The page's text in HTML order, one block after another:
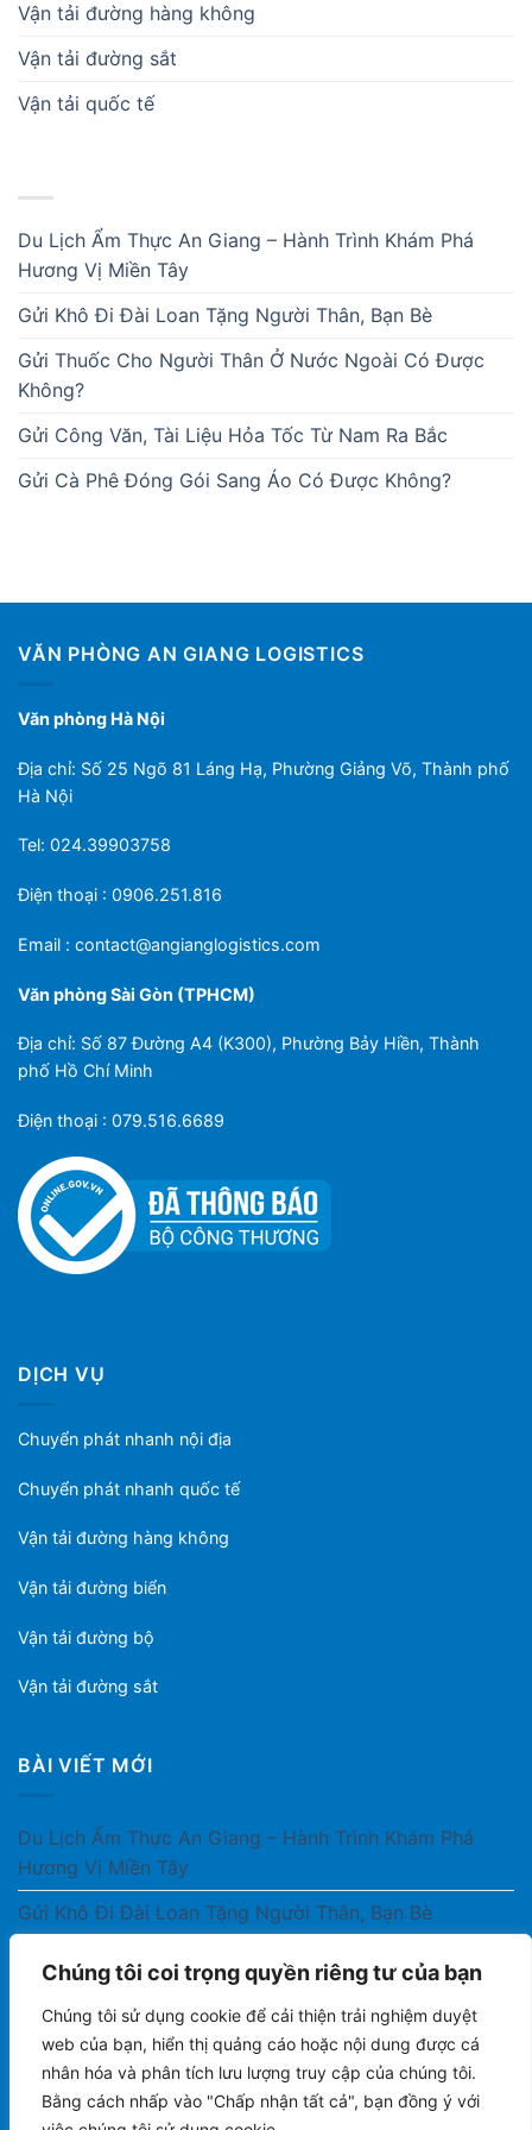
Chúng tôi coi trọng quyền riêng tư của bạn
Chúng tôi sử dụng cookie để cải thiện trải nghiệm duyệt
web của bạn, hiển thị quảng cáo hoặc nội dung được cá
nhân hóa và phân tích lưu lượng truy cập của chúng tôi.
Bằng cách nhấp vào "Chấp nhận tất cả", bạn đồng ý với
Vận tải đường hàng không
Vận tải đường sắt
Vận tải quốc tế
Du Lịch Ẩm Thực An Giang – Hành Trình Khám Phá
Hương Vị Miền Tây
Gửi Khô Đi Đài Loan Tặng Người Thân, Bạn Bè
Gửi Thuốc Cho Người Thân Ở Nước Ngoài Có Được
Không?
Gửi Công Văn, Tài Liệu Hỏa Tốc Từ Nam Ra Bắc
Gửi Cà Phê Đóng Gói Sang Áo Có Được Không?
VĂN PHÒNG AN GIANG LOGISTICS
Văn phòng Hà Nội
Địa chỉ: Số 25 Ngõ 81 Láng Hạ, Phường Giảng Võ, Thành phố
Hà Nội
Tel: 024.39903758
Điện thoại : 0906.251.816
Email : contact@angianglogistics.com
Văn phòng Sài Gòn (TPHCM)
Địa chỉ: Số 87 Đường A4 (K300), Phường Bảy Hiền, Thành
phố Hồ Chí Minh
Điện thoại : 079.516.6689
DỊCH VỤ
Chuyển phát nhanh nội địa
Chuyển phát nhanh quốc tế
Vận tải đường hàng không
Vận tải đường biển
Vận tải đường bộ
Vận tải đường sắt
BÀI VIẾT MỚI
Du Lịch Ẩm Thực An Giang – Hành Trình Khám Phá
Hương Vị Miền Tây
Gửi Khô Đi Đài Loan Tặng Người Thân, Bạn Bè
Gửi Thuốc Cho Người Thân Ở Nước Ngoài Có Được
Không?
Gửi Công Văn, Tài Liệu Hỏa Tốc Từ Nam Ra Bắc
Gửi Cà Phê Đóng Gói Sang Áo Có Được Không?